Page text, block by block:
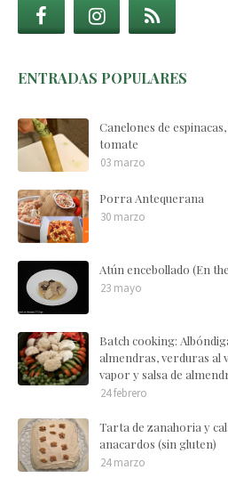
ENTRADAS POPULARES
Canelones de
tomate
03 marzo
Porra Antequerana
30 marzo
Atún encebollado (En
23 mayo
Batch cooking:
almendras, verduras al
vapor y salsa de
24 febrero
Tarta de zanahoria y
anacardos (sin gluten)
24 marzo